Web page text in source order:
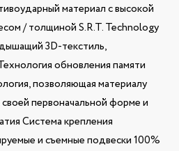
материал с высокой
/ толщиной S.R.T. Technology
3D-текстиль,
обновления памяти
позволяющая материалу
первоначальной форме и
Система крепления
и съемные подвески 100%